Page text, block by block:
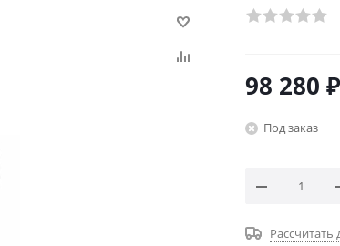
98 280 ₽
Под заказ
Рассчитать